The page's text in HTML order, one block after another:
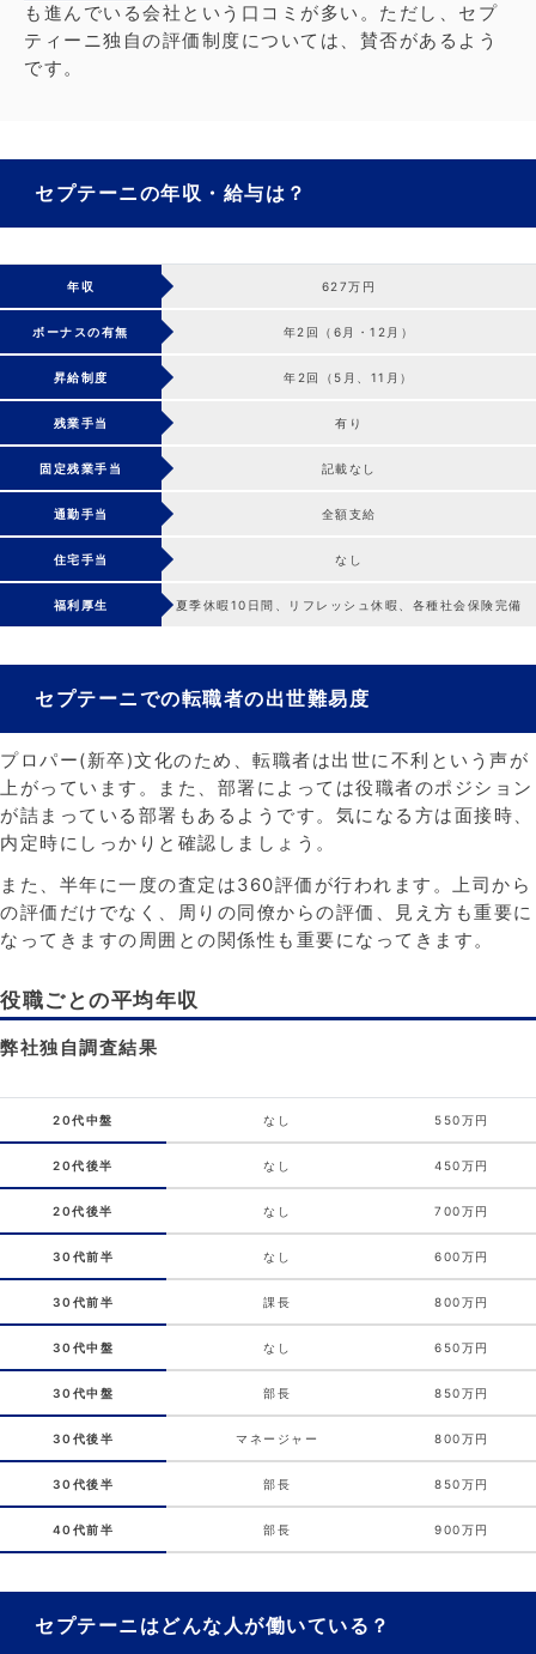
も進んでいる会社という口コミが多い。ただし、セプ
ティーニ独自の評価制度については、賛否があるよう
です。
セプテーニの年収・給与は？
年収 627万円
ボーナスの有無 年2回（6月・12月）
昇給制度 年2回（5月、11月）
残業手当 有り
固定残業手当 記載なし
通勤手当 全額支給
住宅手当 なし
福利厚生 夏季休暇10日間、リフレッシュ休暇、各種社会保険完備
セプテーニでの転職者の出世難易度
プロパー(新卒)文化のため、転職者は出世に不利という声が
上がっています。また、部署によっては役職者のポジション
が詰まっている部署もあるようです。気になる方は面接時、
内定時にしっかりと確認しましょう。
また、半年に一度の査定は360評価が行われます。上司から
の評価だけでなく、周りの同僚からの評価、見え方も重要に
なってきますの周囲との関係性も重要になってきます。
役職ごとの平均年収
弊社独自調査結果
20代中盤 なし 550万円
20代後半 なし 450万円
20代後半 なし 700万円
30代前半 なし 600万円
30代前半 課長 800万円
30代中盤 なし 650万円
30代中盤 部長 850万円
30代後半 マネージャー 800万円
30代後半 部長 850万円
40代前半 部長 900万円
セプテーニはどんな人が働いている？